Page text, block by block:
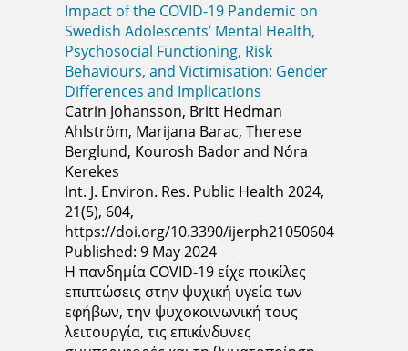
Impact of the COVID-19 Pandemic on
Swedish Adolescents’ Mental Health,
Psychosocial Functioning, Risk
Behaviours, and Victimisation: Gender
Differences and Implications
Catrin Johansson, Britt Hedman
Ahlström, Marijana Barac, Therese
Berglund, Kourosh Bador and Nóra
Kerekes
Int. J. Environ. Res. Public Health 2024,
21(5), 604,
https://doi.org/10.3390/ijerph21050604
Published: 9 May 2024
Η πανδημία COVID-19 είχε ποικίλες
επιπτώσεις στην ψυχική υγεία των
εφήβων, την ψυχοκοινωνική τους
λειτουργία, τις επικίνδυνες